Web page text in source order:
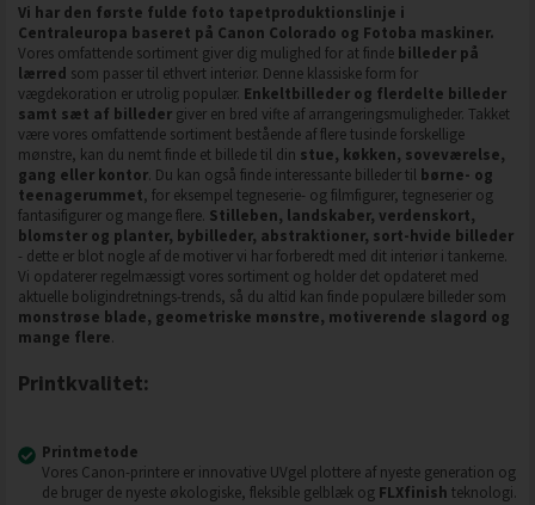
Vi har den første fulde foto tapetproduktionslinje i
Centraleuropa baseret på Canon Colorado og Fotoba maskiner.
Vores omfattende sortiment giver dig mulighed for at finde billeder på
lærred som passer til ethvert interiør. Denne klassiske form for
vægdekoration er utrolig populær. Enkeltbilleder og flerdelte billeder
samt sæt af billeder giver en bred vifte af arrangeringsmuligheder. Takket
være vores omfattende sortiment bestående af flere tusinde forskellige
mønstre, kan du nemt finde et billede til din stue, køkken, soveværelse,
gang eller kontor. Du kan også finde interessante billeder til børne- og
teenagerummet, for eksempel tegneserie- og filmfigurer, tegneserier og
fantasifigurer og mange flere. Stilleben, landskaber, verdenskort,
blomster og planter, bybilleder, abstraktioner, sort-hvide billeder
- dette er blot nogle af de motiver vi har forberedt med dit interiør i tankerne.
Vi opdaterer regelmæssigt vores sortiment og holder det opdateret med
aktuelle boligindretnings-trends, så du altid kan finde populære billeder som
monstrøse blade, geometriske mønstre, motiverende slagord og
mange flere.
Printkvalitet:
Printmetode
Vores Canon-printere er innovative UVgel plottere af nyeste generation og
de bruger de nyeste økologiske, fleksible gelblæk og FLXfinish teknologi.